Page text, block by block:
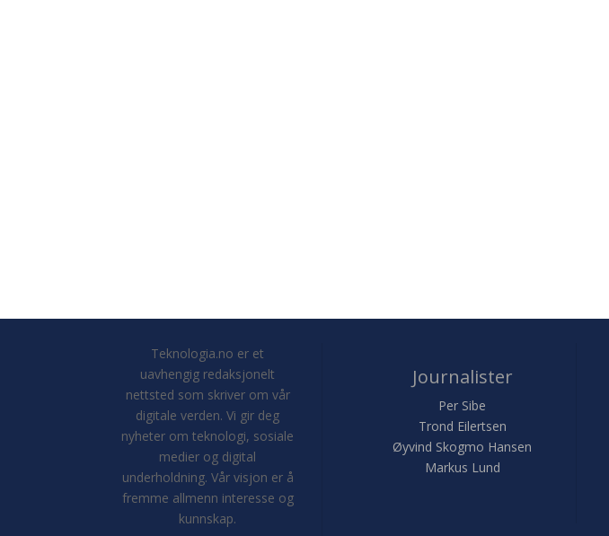
Teknologia.no er et
uavhengig redaksjonelt
nettsted som skriver om vår
digitale verden. Vi gir deg
nyheter om teknologi, sosiale
medier og digital
underholdning. Vår visjon er å
fremme allmenn interesse og
kunnskap.
Journalister
Per Sibe
Trond Eilertsen
Øyvind Skogmo Hansen
Markus Lund